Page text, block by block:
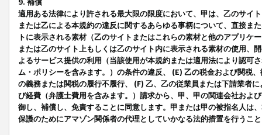
9. 補償
適用ある法律により許される最大限の限度において、甲は、乙のサイ
または乙による本規約の違反に関するあらゆる事柄について、直接ま
トに表示される素材（乙のサイトまたはこれらの素材と他のアプリ
または乙のサイト上もしくは乙のサイト内に表示される素材の使用、
よるサービス提供の利用（当該使用が本規約または適用法により認可
ム・ポリシーを含みます。）の条件の違反、 (E) 乙の税金および関税
の義務または関税の履行不履行、 (F) 乙、乙の従業員または下請業者
び経費（弁護士費用を含みます。）請求から、甲、甲の関連会社およ
御し、補償し、免責することに同意します。甲または甲の被指名人は
保護のためにアマゾン関係者の代理としていかなる法的措置を行うこ